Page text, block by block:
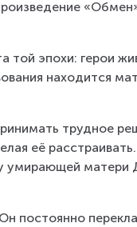
той эпохи: герои
находится
трудное
её
умирающей матери
постоянно